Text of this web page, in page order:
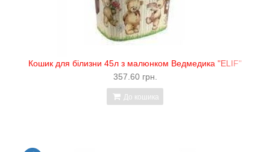
Кошик для білизни 45л з малюнком Ведмедика "ELIF"
357.60 грн.
До кошика